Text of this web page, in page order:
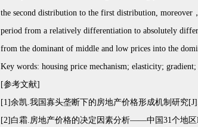
the second distribution to the first distribution, moreover
period from a relatively differentiation to absolutely
from the dominant of middle and low prices into the
Key words: housing price mechanism; elasticity;
[参考文献]
[1]余凯.我国寡头垄断下的房地产价格形成机制研究
[2]白霜.房地产价格的决定因素分析——中国31个地区